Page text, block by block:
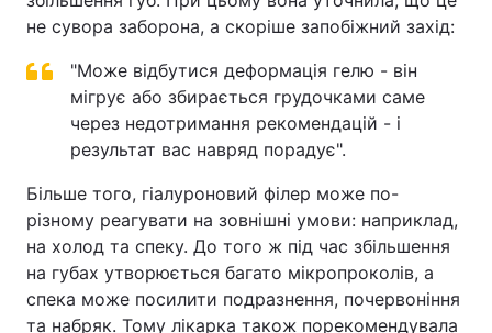
не сувора заборона, а скоріше запобіжний захід:
"Може відбутися деформація гелю - він
мігрує або збирається грудочками саме
через недотримання рекомендацій - і
результат вас навряд порадує".
Більше того, гіалуроновий філер може по-
різному реагувати на зовнішні умови: наприклад,
на холод та спеку. До того ж під час збільшення
на губах утворюється багато мікропроколів, а
спека може посилити подразнення, почервоніння
та набряк. Тому лікарка також порекомендувала